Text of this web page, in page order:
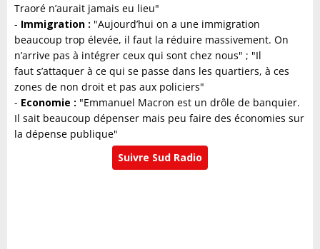
Traoré n’aurait jamais eu lieu"
- Immigration : "Aujourd’hui on a une immigration
beaucoup trop élevée, il faut la réduire massivement. On
n’arrive pas à intégrer ceux qui sont chez nous" ; "Il
faut s’attaquer à ce qui se passe dans les quartiers, à ces
zones de non droit et pas aux policiers"
- Economie : "Emmanuel Macron est un drôle de banquier.
Il sait beaucoup dépenser mais peu faire des économies sur
la dépense publique"
Suivre Sud Radio